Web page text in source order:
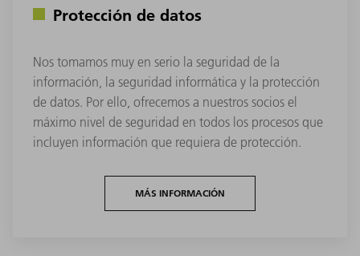
Protección de datos
Nos tomamos muy en serio la seguridad de la
información, la seguridad informática y la protección
de datos. Por ello, ofrecemos a nuestros socios el
máximo nivel de seguridad en todos los procesos que
incluyen información que requiera de protección.
MÁS INFORMACIÓN